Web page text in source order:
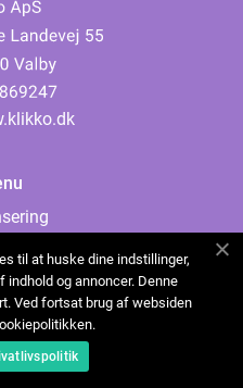
oss
til at huske dine indstillinger,
og annoncer. Denne
Ved fortsat brug af websiden